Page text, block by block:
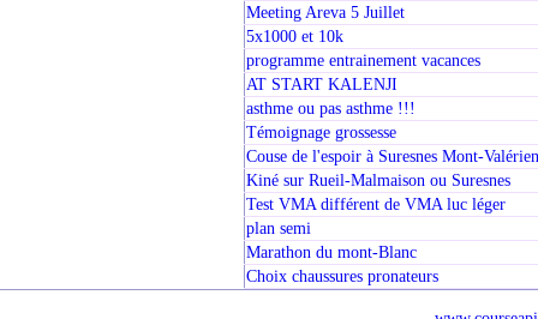
Meeting Areva 5 Juillet
5x1000 et 10k
programme entrainement vacances
AT START KALENJI
asthme ou pas asthme !!!
Témoignage grossesse
Couse de l'espoir à Suresnes Mont-Valérien
Kiné sur Rueil-Malmaison ou Suresnes
Test VMA différent de VMA luc léger
plan semi
Marathon du mont-Blanc
Choix chaussures pronateurs